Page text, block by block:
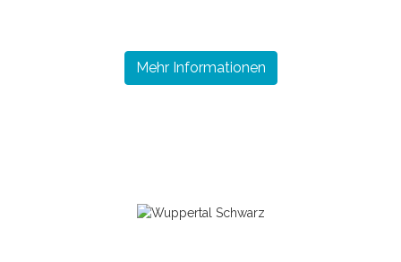
Mehr Informationen